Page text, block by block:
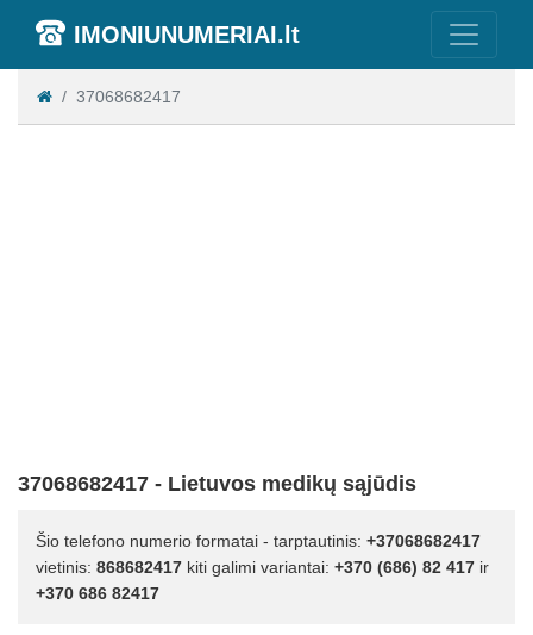
IMONIUNUMERIAI.lt
37068682417
37068682417 - Lietuvos medikų sąjūdis
Šio telefono numerio formatai - tarptautinis: +37068682417
vietinis: 868682417 kiti galimi variantai: +370 (686) 82 417 ir
+370 686 82417